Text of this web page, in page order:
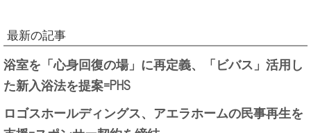
最新の記事
浴室を「心身回復の場」に再定義、「ビバス」活用し
た新入浴法を提案=PHS
ロゴスホールディングス、アエラホームの民事再生を